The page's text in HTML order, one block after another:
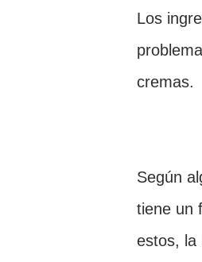
Los
cremas.
Según
tiene un
estos, la